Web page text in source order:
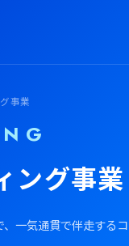
事業
ング事業
一気通貫で伴走する